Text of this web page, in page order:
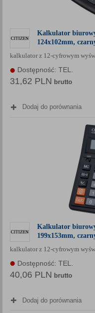
Kalkulator
124x102mm,
kalkulator z 12-cyfrowym
Dostępność: TEL.
31,62 PLN brutto
Dodaj do porównania
Kalkulator
199x153mm,
kalkulator z 12-cyfrowym
Dostępność: TEL.
40,06 PLN brutto
Dodaj do porównania